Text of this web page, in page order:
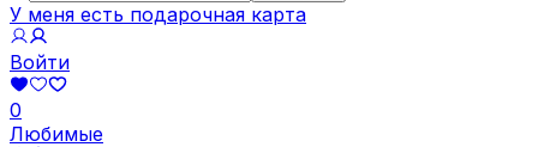
У меня есть подарочная карта
Войти
0
Любимые